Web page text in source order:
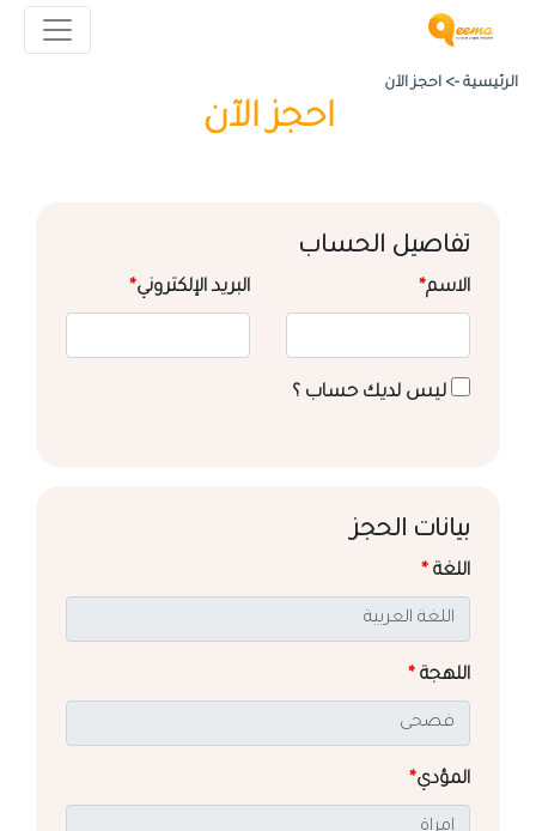
الرئيسية -> احجز الآن
احجز الآن
تفاصيل الحساب
الاسم* البريد الإلكتروني*
ليس لديك حساب ؟
بيانات الحجز
اللغة *
اللهجة *
المؤدي*